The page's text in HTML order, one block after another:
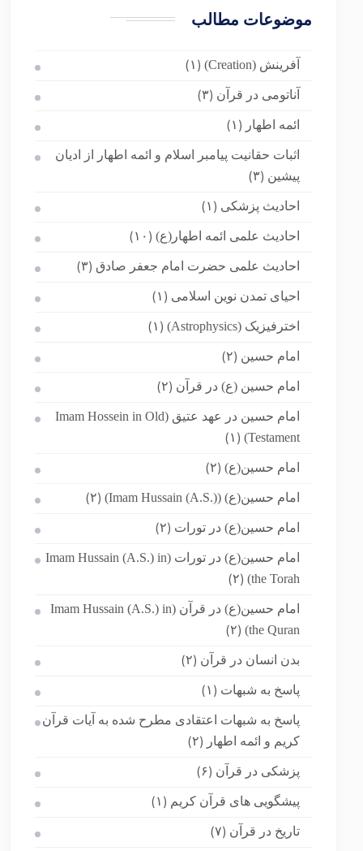
موضوعات مطالب
آفرینش (Creation) (۱)
آناتومی در قرآن (۳)
ائمه اطهار (۱)
اثبات حقانیت پیامبر اسلام و ائمه اطهار از ادیان
پیشین (۳)
احادیث پزشکی (۱)
احادیث علمی ائمه اطهار(ع) (۱۰)
احادیث علمی حضرت امام جعفر صادق (۳)
احیای تمدن نوین اسلامی (۱)
اخترفیزیک (Astrophysics) (۱)
امام حسین (۲)
امام حسین (ع) در قرآن (۲)
امام حسین در عهد عتیق (Imam Hossein in Old
Testament)
(۱)
امام حسین(ع) (۲)
امام حسین(ع) (Imam Hussain (A.S.)) (۲)
امام حسین(ع) در تورات (۲)
امام حسین(ع) در تورات (Imam Hussain (A.S.) in
the Torah)
(۲)
امام حسین(ع) در قرآن (Imam Hussain (A.S.) in
the Quran)
(۲)
بدن انسان در قرآن (۲)
پاسخ به شبهات (۱)
پاسخ به شبهات اعتقادی مطرح شده به آیات قرآن
کریم و ائمه اطهار
(۲)
پزشکی در قرآن (۶)
پیشگویی های قرآن کریم (۱)
تاریخ در قرآن (۷)